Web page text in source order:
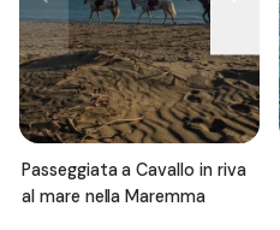
Passeggiata a Cavallo in riva
al mare nella Maremma